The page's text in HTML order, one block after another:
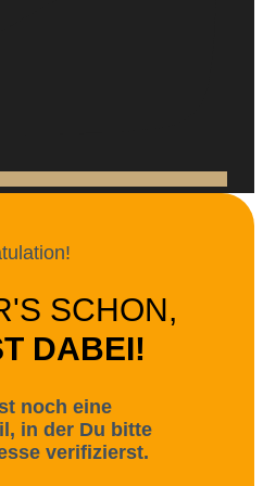
SCHON,
DABEI!
noch eine
in der Du bitte
verifizierst.